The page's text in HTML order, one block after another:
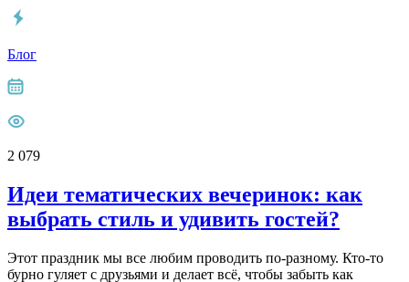
Блог
2 079
Идеи тематических вечеринок: как
выбрать стиль и удивить гостей?
Этот праздник мы все любим проводить по-разному. Кто-то
бурно гуляет с друзьями и делает всё, чтобы забыть как